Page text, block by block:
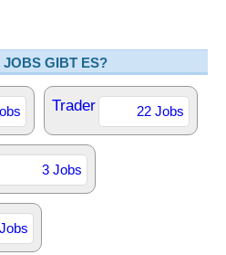
JOBS GIBT ES?
Trader 22 Jobs
3 Jobs